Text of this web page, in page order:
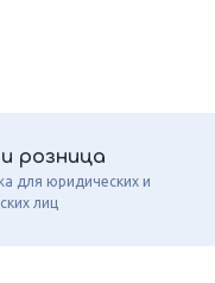
розница
для юридических и
лиц